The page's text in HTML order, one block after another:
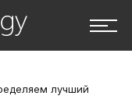
лучший